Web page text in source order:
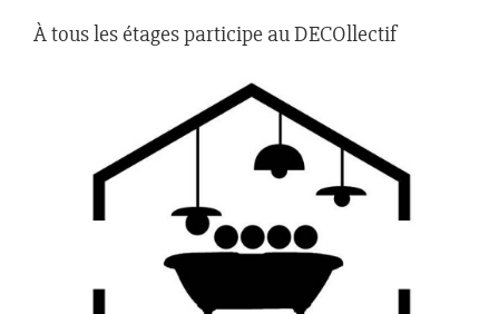
À tous les étages participe au DECOllectif